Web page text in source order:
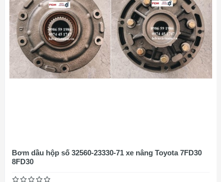
Bơm dầu hộp số 32560-23330-71 xe nâng Toyota 7FD30
8FD30